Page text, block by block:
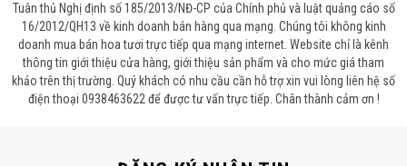
Tuân thủ Nghị định số 185/2013/NĐ-CP của Chính phủ và luật quảng cáo số
16/2012/QH13 về kinh doanh bán hàng qua mạng. Chúng tôi không kinh
doanh mua bán hoa tươi trực tiếp qua mạng internet. Website chỉ là kênh
thông tin giới thiệu cửa hàng, giới thiệu sản phẩm và cho mức giá tham
khảo trên thị trường. Quý khách có nhu cầu cần hỗ trợ xin vui lòng liên hệ số
điện thoại 0938463622 để được tư vấn trực tiếp. Chân thành cảm ơn !